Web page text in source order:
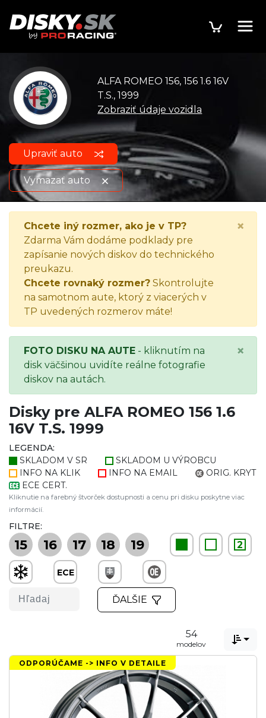
ALFA ROMEO 156, 156 1.6 16V
T.S., 1999
Zobraziť údaje vozidla
Upraviť auto
Vymazať auto
ALFA ROMEO 156, 156 1.6 16V
T.S., 1999
Zobraziť údaje o
vozidle
Chcete iný rozmer, ako je v TP?
Zdarma Vám dodáme podklady pre
zapísanie nových diskov do technického
preukazu.
Chcete rovnaký rozmer? Skontrolujte
na samotnom aute, ktorý z viacerých v
TP uvedených rozmerov máte!
×
FOTO DISKU NA AUTE - kliknutím na
disk väčšinou uvidíte reálne fotografie
diskov na autách.
×
Disky pre ALFA ROMEO 156 1.6
16V T.S. 1999
LEGENDA:
SKLADOM V SR
SKLADOM U VÝROBCU
INFO NA KLIK
INFO NA EMAIL
ORIG. KRYT
ECE CERT.
Kliknutie na farebný štvorček dostupnosti a cenu pri disku poskytne viac
informácií.
FILTRE:
15 16 17 18 19 2
ECE
ĎALŠIE
54
modelov 
ODPORÚČAME -> INFO V DETAILE